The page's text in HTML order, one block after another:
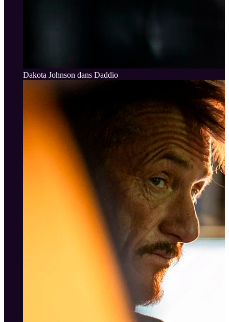
Dakota Johnson dans Daddio